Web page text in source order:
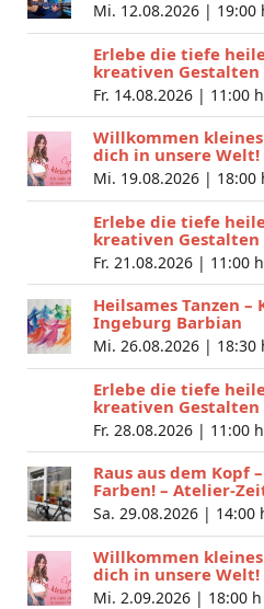
Mi. 12.08.2026 | 19:00
Erlebe die tiefe
kreativen Gestalten
Fr. 14.08.2026 | 11:00 h
Willkommen
dich in unsere Welt!
Mi. 19.08.2026 | 18:00
Erlebe die tiefe
kreativen Gestalten
Fr. 21.08.2026 | 11:00 h
Heilsames Tanzen
Ingeburg Barbian
Mi. 26.08.2026 | 18:30
Erlebe die tiefe
kreativen Gestalten
Fr. 28.08.2026 | 11:00 h
Raus aus dem Kopf
Farben! – Atelier-
Sa. 29.08.2026 | 14:00
Willkommen
dich in unsere Welt!
Mi. 2.09.2026 | 18:00 h